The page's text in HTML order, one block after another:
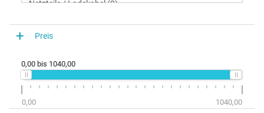
Preis
0,00 bis 1040,00
0,00 1040,00